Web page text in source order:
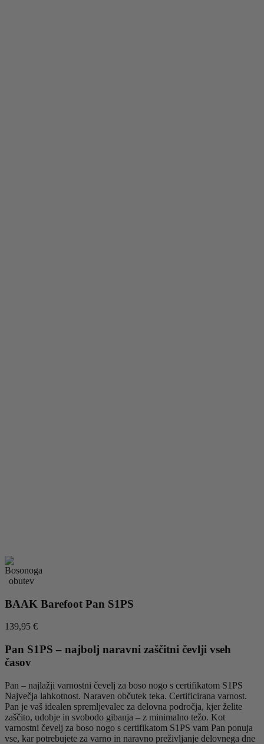
BAAK Barefoot Pan S1PS
139,95 €
Pan S1PS – najbolj naravni zaščitni čevlji vseh
časov
Pan – najlažji varnostni čevelj za boso nogo s certifikatom S1PS
Največja lahkotnost. Naraven občutek teka. Certificirana varnost.
Pan je vaš idealen spremljevalec za delovna področja, kjer želite
zaščito, udobje in svobodo gibanja – z minimalno težo. Kot
varnostni čevelj za boso nogo s certifikatom S1PS vam Pan ponuja
vse, kar potrebujete za varno in naravno preživljanje delovnega dne